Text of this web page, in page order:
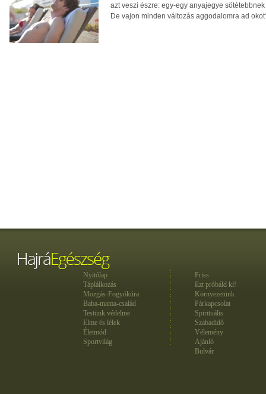
azt veszi észre: egy-egy anyajegye
De vajon minden változás aggodalomra ad
Nyitólap
Táplálkozás
Mozgás-Fogyókúra
Baba-mama-család
Testünk védelme
Elme és lélek
Életmód
Sportvilág
Friss
Ezt próbáld ki!
Környezetünk
Párkapcsolat
Spirituális
Szabadidő
Vélemény
Ajánló
Bulvár